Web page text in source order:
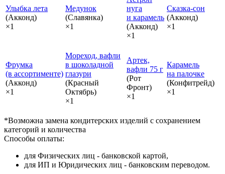
Улыбка лета
(Акконд)
×1
Медунок
(Славянка)
×1
нуга
и карамель
(Акконд)
×1
Сказка‑сон
(Акконд)
×1
Фрумка
(в ассортименте)
(Акконд)
×1
Мореход, вафли
в шоколадной
глазури
(Красный
Октябрь)
×1
Артек,
вафли 75 г
(Рот
Фронт)
×1
Карамель
на палочке
(Конфитрейд)
×1
*Возможна замена кондитерских изделий с сохранением
категорий и количества
Способы оплаты:
для Физических лиц - банковской картой,
для ИП и Юридических лиц - банковским переводом.